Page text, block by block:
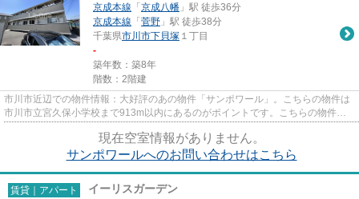
京成本線 「 京成八幡 」駅 徒歩36分
京成本線 「 菅野 」駅 徒歩38分
千葉県市川市下貝塚 １丁目
-
築年数：築8年
階数：2階建
市川市近辺での物件情報：大好評のあの物件「サンポワール」。こちらの物件は
市川市立宮久保小学校まで913m以内にあるのがポイントです。こちらの物件は
現在空室情報がありません。
サンポワールへのお問い合わせはこちら
賃貸｜アパート イーリスガーデン